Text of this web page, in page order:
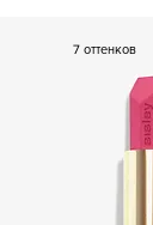
7 оттенков